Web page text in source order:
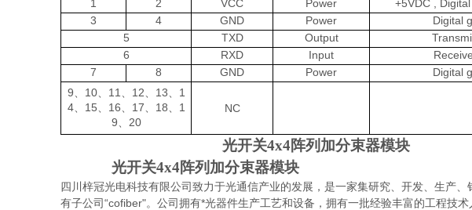
1
2 VCC Power
+5VDC ,
3
4 GND Power
Digital
5
TXD Output
6
RXD Input
7
8 GND Power
Digital
9、 10、 11 、 12、 13、 1
4、 15、 16、 17、 18、 1
9、 20
NC
光开关4x4阵列加分束器模块
光开关4x4阵列加分束器模块
四川梓冠光电科技有限公司致力于光通信产业的发展，是一家集研究、开发、生产
有子公司“cofiber"。公司拥有*光器件生产工艺和设备，拥有一批经验丰富的工程技